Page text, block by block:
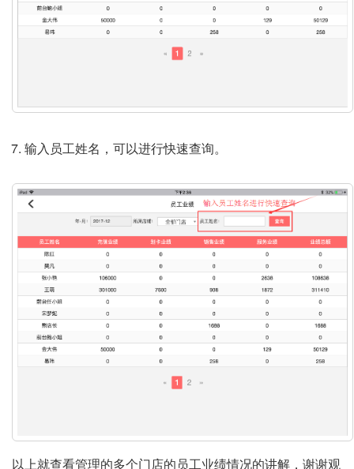
输入员工姓名，可以进行快速查询。
以上就查看管理的多个门店的员工业绩情况的讲解，谢谢观